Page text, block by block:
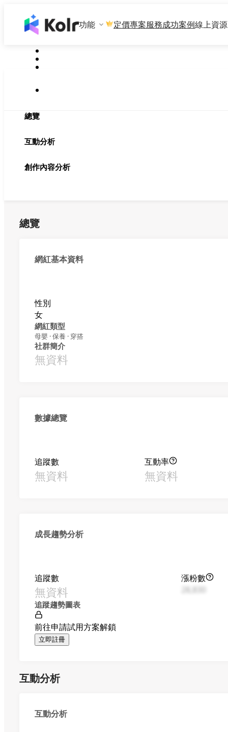
功能 定價專案服務成功案例線上資源
總覽
互動分析
創作內容分析
總覽
網紅基本資料
性別
女
網紅類型
母嬰 · 保養 · 穿搭
社群簡介
無資料
數據總覽
追蹤數
無資料
互動率
無資料
成長趨勢分析
追蹤數
無資料
漲粉數
追蹤趨勢圖表
前往申請試用方案解鎖
立即註冊
互動分析
互動分析